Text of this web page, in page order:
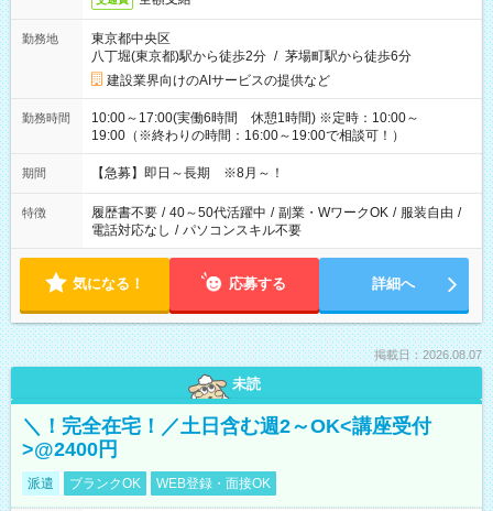
勤務地
東京都中央区
八丁堀(東京都)駅から徒歩2分 / 茅場町駅から徒歩6分
建設業界向けのAIサービスの提供など
勤務時間
10:00～17:00(実働6時間 休憩1時間) ※定時：10:00～
19:00（※終わりの時間：16:00～19:00で相談可！）
期間 【急募】即日～長期 ※8月～！
特徴 履歴書不要 / 40～50代活躍中 / 副業・WワークOK / 服装自由 /
電話対応なし / パソコンスキル不要
気になる！ 応募する 詳細へ
掲載日：2026.08.07
未読
＼！完全在宅！／土日含む週2～OK<講座受付
>@2400円
派遣 ブランクOK WEB登録・面接OK